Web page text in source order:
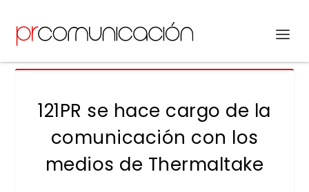
121PR se hace cargo de la
comunicación con los
medios de Thermaltake